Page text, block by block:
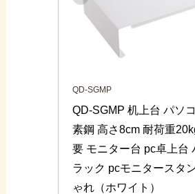
QD-SGMP
QD-SGMP 机上台 パソ
素鋼 高さ8cm 耐荷重
要 モニター台 pc卓上台
ラック pcモニタースタ
ゃれ（ホワイト）